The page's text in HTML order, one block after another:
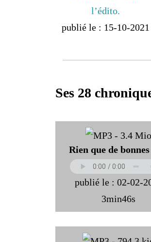
l’édito.
publié le : 15-10-2021
Ses 28
Rien que de
publié le : 02-02-
3min46s